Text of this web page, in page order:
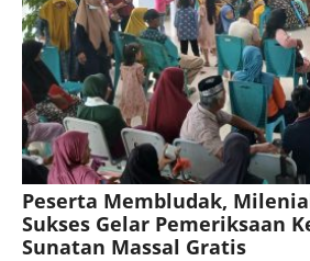
Peserta Membludak,
Sukses Gelar Pemeriksaan
Sunatan Massal Gratis